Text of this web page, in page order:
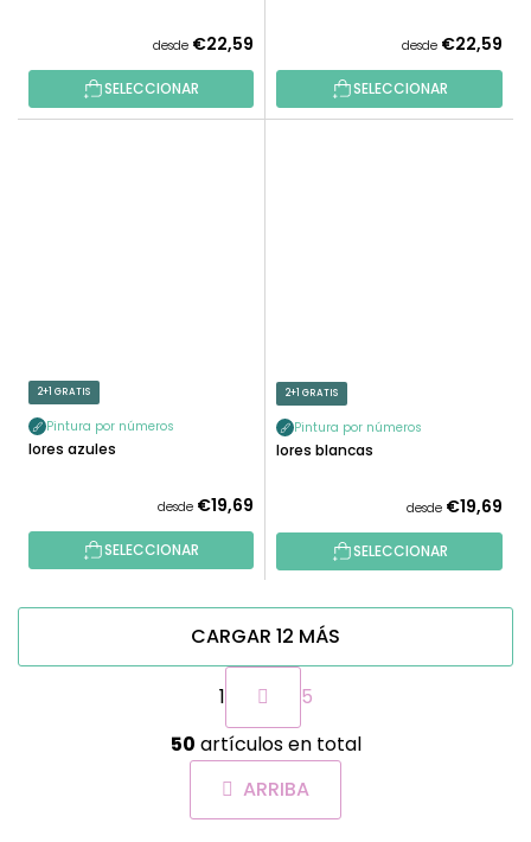
desde €22,59
SELECCIONAR
desde €22,59
SELECCIONAR
2+1 GRATIS
Pintura por números
Flores azules
desde €19,69
SELECCIONAR
2+1 GRATIS
Pintura por números
Flores blancas
desde €19,69
SELECCIONAR
C
o
n
t
r
CARGAR 12 MÁS
P
a
g
i
n
a
c
1
5
50 artículos en total
ARRIBA